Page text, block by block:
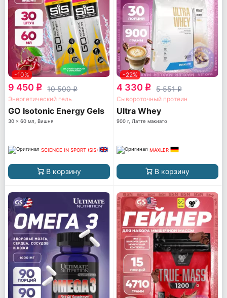
-10%
9 450 q 10 500q
Энергетический гель
GO Isotonic Energy Gels
30 x 60 мл, Вишня
SCIENCE IN SPORT (SiS)
В корзину
-22%
4 330 q 5 551q
Сывороточный протеин
Ultra Whey
900 г, Латте макиато
MAXLER
В корзину